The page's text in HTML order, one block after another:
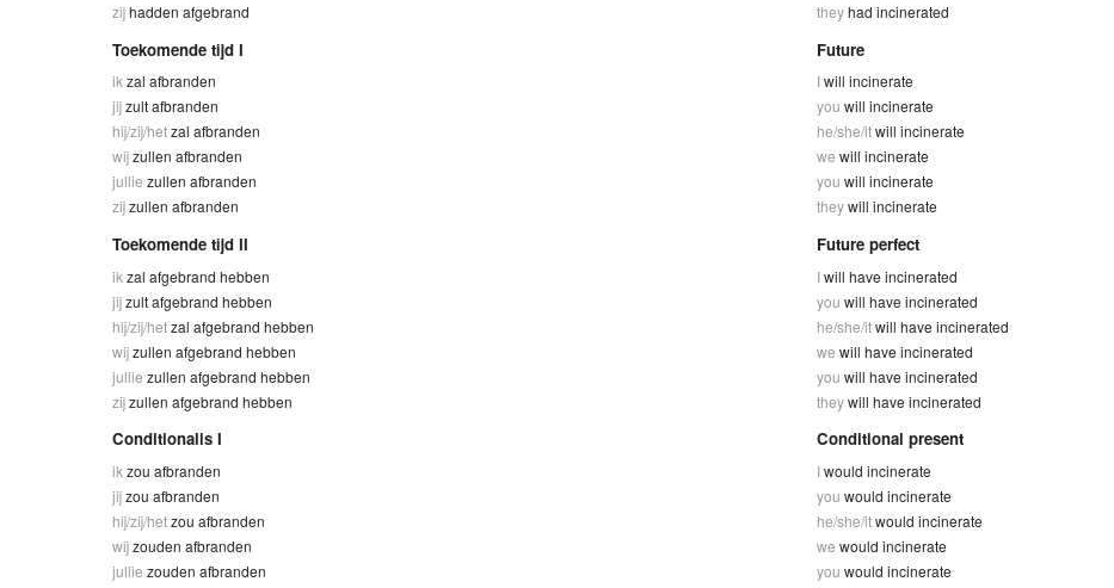
zijhadden afgebrand
theyhad incinerated
Toekomende tijd I
ikzal afbranden
jijzult afbranden
hij/zij/hetzal afbranden
wijzullen afbranden
jullie zullen afbranden
zijzullen afbranden
Future
Iwill incinerate
you will incinerate
he/she/itwill incinerate
we will incinerate
you will incinerate
theywill incinerate
Toekomende tijd II
ik zal afgebrand hebben
jijzult afgebrand hebben
hij/zij/hetzal afgebrand hebben
wijzullen afgebrand hebben
jullie zullen afgebrand hebben
zijzullen afgebrand hebben
Future perfect
Iwill have incinerated
you will have incinerated
he/she/itwill have incinerated
we will have incinerated
you will have incinerated
theywill have incinerated
Conditionalis I
ik zou afbranden
jijzou afbranden
hij/zij/hetzou afbranden
wijzouden afbranden
jullie zouden afbranden
Conditional present
Iwould incinerate
you would incinerate
he/she/itwould incinerate
we would incinerate
you would incinerate